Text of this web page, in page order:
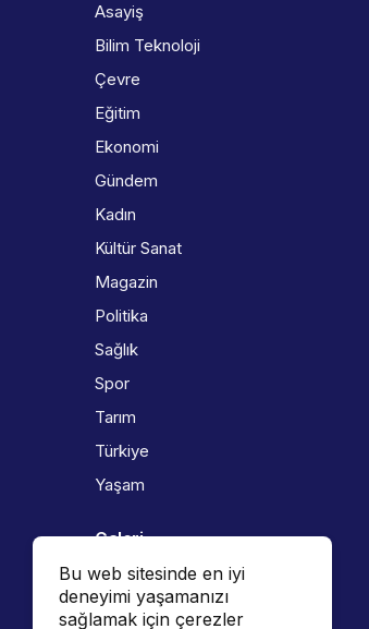
Bu web sitesinde en iyi
deneyimi yaşamanızı
sağlamak için çerezler
Asayiş
Bilim Teknoloji
Çevre
Eğitim
Ekonomi
Gündem
Kadın
Kültür Sanat
Magazin
Politika
Sağlık
Spor
Tarım
Türkiye
Yaşam
Galeri
Foto Galeri
Video Galeri